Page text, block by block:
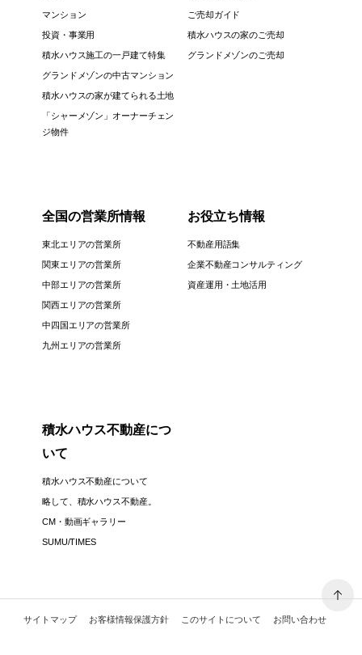
マンション
投資・事業用
積水ハウス施工の一戸建て特集
グランドメゾンの中古マンション
積水ハウスの家が建てられる土地
「シャーメゾン」オーナーチェン
ジ物件
ご売却ガイド
積水ハウスの家のご売却
グランドメゾンのご売却
全国の営業所情報
東北エリアの営業所
関東エリアの営業所
中部エリアの営業所
関西エリアの営業所
中四国エリアの営業所
九州エリアの営業所
お役立ち情報
不動産用語集
企業不動産コンサルティング
資産運用・土地活用
積水ハウス不動産につ
いて
積水ハウス不動産について
略して、積水ハウス不動産。
CM・動画ギャラリー
SUMU/TIMES
サイトマップ お客様情報保護方針 このサイトについて お問い合わせ